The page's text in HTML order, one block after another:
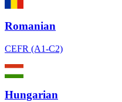
Romanian
CEFR (A1-C2)
Hungarian